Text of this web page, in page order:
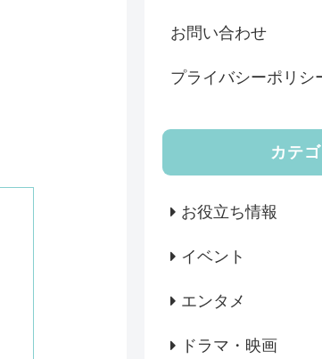
お問い合わせ
プライバシーポリシ
カテ
お役立ち情報
イベント
エンタメ
ドラマ・映画